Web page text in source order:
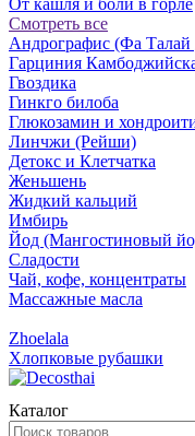
От кашля и боли в горле
Смотреть все
Андрографис (Фа
Гарциния
Гвоздика
Гинкго билоба
Глюкозамин и
Линчжи (Рейши)
Детокс и Клетчатка
Женьшень
Жидкий кальций
Имбирь
Йод (Мангостиновый
Сладости
Чай, кофе, концентраты
Массажные масла
Zhoelala
Хлопковые рубашки
Каталог